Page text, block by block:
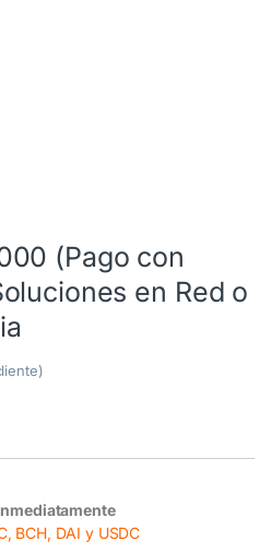
(Pago con
en Red o
BCH, DAI y USDC